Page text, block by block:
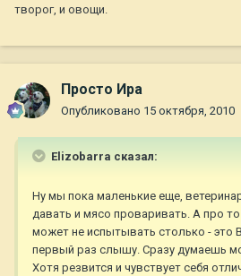
творог, и овощи.
Просто Ира
Опубликовано 15 октября, 2010
Elizobarra сказал:
Ну мы пока маленькие еще,
давать и мясо проваривать. А про
может не испытывать столько - это
первый раз слышу. Сразу думаешь
Хотя резвится и чувствует себя